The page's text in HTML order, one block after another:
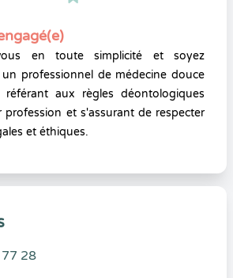
en toute simplicité et soyez
professionnel de médecine douce
aux règles déontologiques
profession et s'assurant de respecter
et éthiques.
28